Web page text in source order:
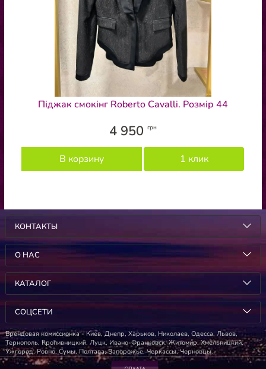
Піджак смокінг Roberto Cavalli. Розмір 44
4 950 грн
В корзину 1 клик
КОНТАКТЫ
О НАС
КАТАЛОГ
СОЦСЕТИ
Брендовая комиссионка - Киев, Днепр, Харьков, Николаев, Одесса, Львов,
Тернополь, Кропивницкий, Луцк, Ивано-Франковск, Житомир, Хмельницкий,
Ужгород, Ровно, Сумы, Полтава, Запорожье, Черкассы, Черновцы.